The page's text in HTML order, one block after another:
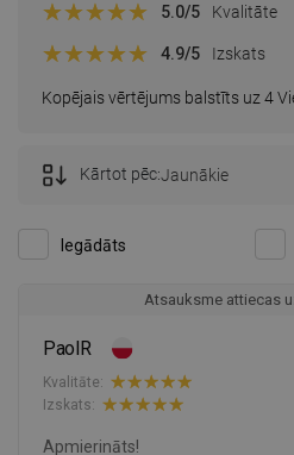
Kopējais vērtējums balstīts uz 4
5.0/5 Kvalitāte
4.9/5 Izskats
Iegādāts
Kārtot pēc:Jaunākie
Atsauksme attiecas
PaolR
Kvalitāte:
Izskats:
Apmierināts!